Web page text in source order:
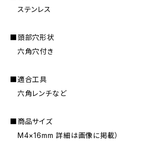
ステンレス
■頭部穴形状
六角穴付き
■適合工具
六角レンチなど
■商品サイズ
M4×16mm 詳細は画像に掲載）